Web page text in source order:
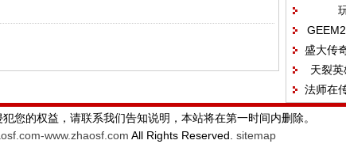
盛大传
天裂
法师在
您的权益，请联系我们告知说明，本站将在第一时间内删除。
www.zhaosf.com All Rights Reserved. sitemap